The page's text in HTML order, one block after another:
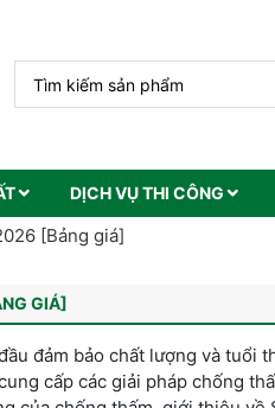
DỊCH VỤ THI CÔNG
[Bảng giá]
GIÁ]
đảm bảo chất lượng và tuổi
cấp các giải pháp chống